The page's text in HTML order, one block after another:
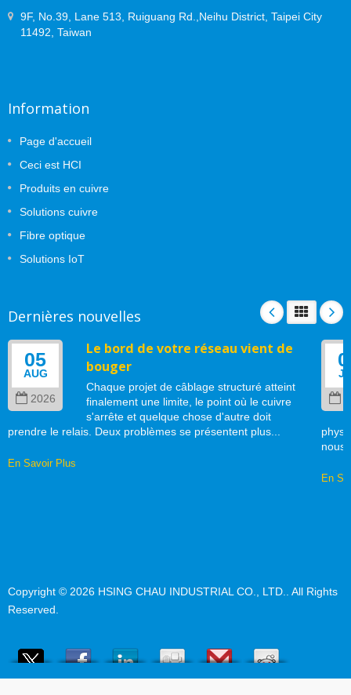
9F, No.39, Lane 513, Ruiguang Rd.,Neihu District, Taipei City
11492, Taiwan
Information
Page d'accueil
Ceci est HCI
Produits en cuivre
Solutions cuivre
Fibre optique
Solutions IoT
Dernières nouvelles
05
AUG
2026
Le bord de votre réseau vient de
bouger
Chaque projet de câblage structuré atteint
finalement une limite, le point où le cuivre
s'arrête et quelque chose d'autre doit
prendre le relais. Deux problèmes se présentent plus...
En Savoir Plus
En
Copyright © 2026 HSING CHAU INDUSTRIAL CO., LTD.
. All Rights
Reserved.